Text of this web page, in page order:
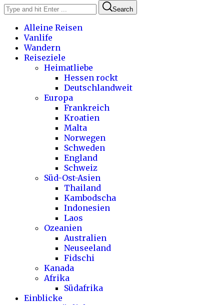
Search
Alleine Reisen
Vanlife
Wandern
Reiseziele
Heimatliebe
Hessen rockt
Deutschlandweit
Europa
Frankreich
Kroatien
Malta
Norwegen
Schweden
England
Schweiz
Süd-Ost-Asien
Thailand
Kambodscha
Indonesien
Laos
Ozeanien
Australien
Neuseeland
Fidschi
Kanada
Afrika
Südafrika
Einblicke